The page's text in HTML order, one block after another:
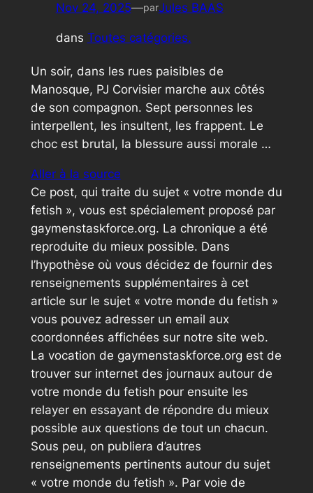
Nov 24, 2025—parJules BAAS
dans Toutes catégories.
Un soir, dans les rues paisibles de
Manosque, PJ Corvisier marche aux côtés
de son compagnon. Sept personnes les
interpellent, les insultent, les frappent. Le
choc est brutal, la blessure aussi morale …
Aller à la source
Ce post, qui traite du sujet « votre monde du
fetish », vous est spécialement proposé par
gaymenstaskforce.org. La chronique a été
reproduite du mieux possible. Dans
l’hypothèse où vous décidez de fournir des
renseignements supplémentaires à cet
article sur le sujet « votre monde du fetish »
vous pouvez adresser un email aux
coordonnées affichées sur notre site web.
La vocation de gaymenstaskforce.org est de
trouver sur internet des journaux autour de
votre monde du fetish pour ensuite les
relayer en essayant de répondre du mieux
possible aux questions de tout un chacun.
Sous peu, on publiera d’autres
renseignements pertinents autour du sujet
« votre monde du fetish ». Par voie de